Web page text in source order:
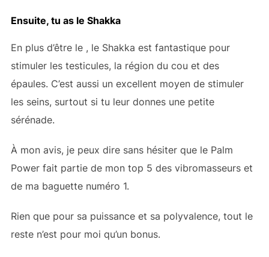
Ensuite, tu as le Shakka
En plus d’être le , le Shakka est fantastique pour
stimuler les testicules, la région du cou et des
épaules. C’est aussi un excellent moyen de stimuler
les seins, surtout si tu leur donnes une petite
sérénade.
À mon avis, je peux dire sans hésiter que le Palm
Power fait partie de mon top 5 des vibromasseurs et
de ma baguette numéro 1.
Rien que pour sa puissance et sa polyvalence, tout le
reste n’est pour moi qu’un bonus.